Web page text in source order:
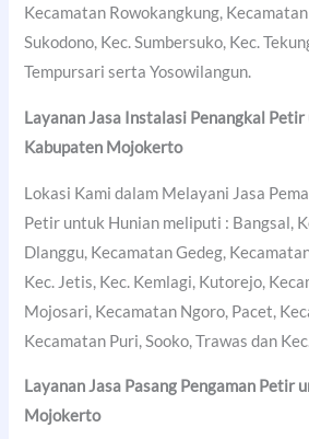
Kecamatan Rowokangkung,
Sukodono, Kec. Sumbersuko, Kec.
Tempursari serta Yosowilangun.
Layanan Jasa Instalasi Penangkal
Kabupaten Mojokerto
Lokasi Kami dalam Melayani Jasa
Petir untuk Hunian meliputi : Bangsal,
Dlanggu, Kecamatan Gedeg,
Kec. Jetis, Kec. Kemlagi, Kutorejo,
Mojosari, Kecamatan Ngoro, Pacet,
Kecamatan Puri, Sooko, Trawas dan
Layanan Jasa Pasang Pengaman Petir
Mojokerto